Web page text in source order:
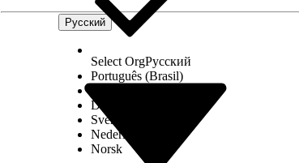
Русский
Select OrgРусский
Português (Brasil)
Dansk
Svenska
Nederlands
Norsk